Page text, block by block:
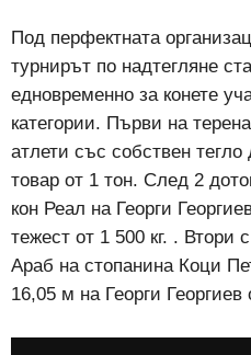
Под перфектната
турнирът по надтегляне
едновременно за конете
категории. Първи на
атлети със собствен
товар от 1 тон. След 2
кон Реал на Георги
тежест от 1 500 кг. . Втори
Араб на стопанина Коци
16,05 м на Георги